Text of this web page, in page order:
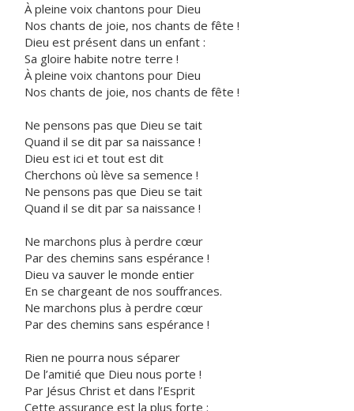
À pleine voix chantons pour Dieu
Nos chants de joie, nos chants de fête !
Dieu est présent dans un enfant :
Sa gloire habite notre terre !
À pleine voix chantons pour Dieu
Nos chants de joie, nos chants de fête !
Ne pensons pas que Dieu se tait
Quand il se dit par sa naissance !
Dieu est ici et tout est dit
Cherchons où lève sa semence !
Ne pensons pas que Dieu se tait
Quand il se dit par sa naissance !
Ne marchons plus à perdre cœur
Par des chemins sans espérance !
Dieu va sauver le monde entier
En se chargeant de nos souffrances.
Ne marchons plus à perdre cœur
Par des chemins sans espérance !
Rien ne pourra nous séparer
De l’amitié que Dieu nous porte !
Par Jésus Christ et dans l’Esprit
Cette assurance est la plus forte :